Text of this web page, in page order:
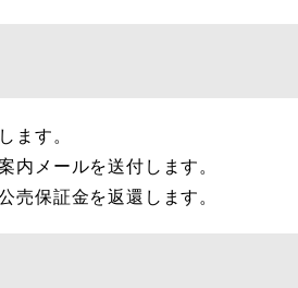
ます。
メールを送付します。
保証金を返還します。